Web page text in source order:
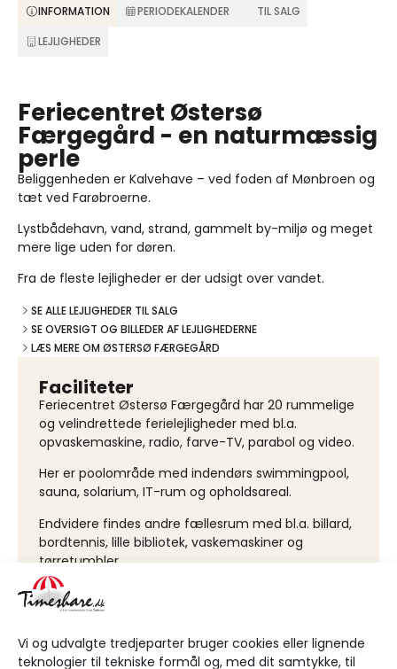
Vi og udvalgte tredjeparter bruger cookies eller lignende
teknologier til tekniske formål og, med dit samtykke, til
INFORMATION PERIODEKALENDER
TIL SALG
LEJLIGHEDER
Feriecentret Østersø
Færgegård - en naturmæssig
perle
Beliggenheden er Kalvehave – ved foden af Mønbroen og
tæt ved Farøbroerne.
Lystbådehavn, vand, strand, gammelt by-miljø og meget
mere lige uden for døren.
Fra de fleste lejligheder er der udsigt over vandet.
SE ALLE LEJLIGHEDER TIL SALG
SE OVERSIGT OG BILLEDER AF LEJLIGHEDERNE
LÆS MERE OM ØSTERSØ FÆRGEGÅRD
Faciliteter
Feriecentret Østersø Færgegård har 20 rummelige
og velindrettede ferielejligheder med bl.a.
opvaskemaskine, radio, farve-TV, parabol og video.
Her er poolområde med indendørs swimmingpool,
sauna, solarium, IT-rum og opholdsareal.
Endvidere findes andre fællesrum med bl.a. billard,
bordtennis, lille bibliotek, vaskemaskiner og
tørretumbler.
SE PERIODEKALENDER